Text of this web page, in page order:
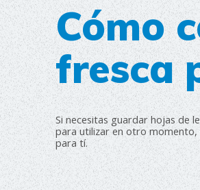
Cómo
fresca
Si necesitas guardar hojas de
para utilizar en otro
para tí.